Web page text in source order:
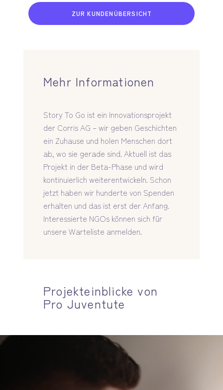
ZUR KUNDENÜBERSICHT
Mehr Informationen
Story To Go ist ein Innovationsprojekt
der Corris AG – wir geben Geschichten
ein Zuhause und holen Menschen dort
ab, wo sie gerade sind. Aktuell ist das
Projekt in der Beta-Phase und wird
kontinuierlich weiterentwickeln. Schon
jetzt haben wir hunderte von Spenden
erhalten und das ist erst der Anfang.
Interessierte NGOs können sich für
unsere Warteliste anmelden.
Projekteinblicke von
Pro Juventute